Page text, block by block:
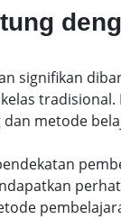
signifikan
metode